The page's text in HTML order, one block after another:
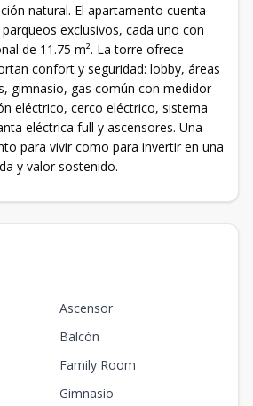
natural. El apartamento cuenta
exclusivos, cada uno con
de 11.75 m². La torre ofrece
confort y seguridad: lobby, áreas
gimnasio, gas común con medidor
eléctrico, cerco eléctrico, sistema
eléctrica full y ascensores. Una
para vivir como para invertir en una
y valor sostenido.
Ascensor
Balcón
Family Room
Gimnasio